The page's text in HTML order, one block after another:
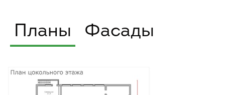
Планы Фасады